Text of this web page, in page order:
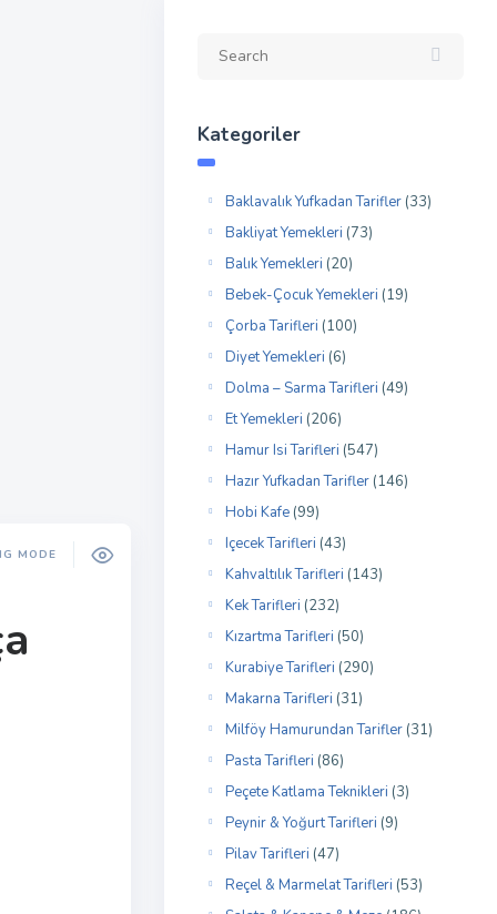
MODE
Kategoriler
Baklavalık Yufkadan Tarifler (33)
Bakliyat Yemekleri (73)
Balık Yemekleri (20)
Bebek-Çocuk Yemekleri (19)
Çorba Tarifleri (100)
Diyet Yemekleri (6)
Dolma – Sarma Tarifleri (49)
Et Yemekleri (206)
Hamur Isi Tarifleri (547)
Hazır Yufkadan Tarifler (146)
Hobi Kafe (99)
Içecek Tarifleri (43)
Kahvaltılık Tarifleri (143)
Kek Tarifleri (232)
Kızartma Tarifleri (50)
Kurabiye Tarifleri (290)
Makarna Tarifleri (31)
Milföy Hamurundan Tarifler (31)
Pasta Tarifleri (86)
Peçete Katlama Teknikleri (3)
Peynir & Yoğurt Tarifleri (9)
Pilav Tarifleri (47)
Reçel & Marmelat Tarifleri (53)